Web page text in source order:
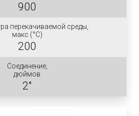
900
перекачиваемой среды,
макс (°C)
200
Соединение,
дюймов
2"